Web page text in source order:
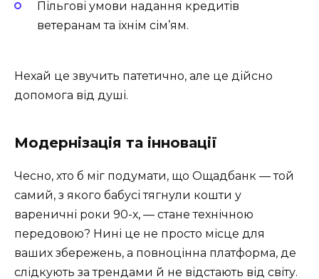
Пільгові умови надання кредитів
ветеранам та їхнім сім’ям.
Нехай це звучить патетично, але це дійсно
допомога від душі.
Модернізація та інновації
Чесно, хто б міг подумати, що Ощадбанк — той
самий, з якого бабусі тягнули кошти у
вареничні роки 90-х, — стане технічною
передовою? Нині це не просто місце для
ваших збережень, а повноцінна платформа, де
слідкують за трендами й не відстають від світу.